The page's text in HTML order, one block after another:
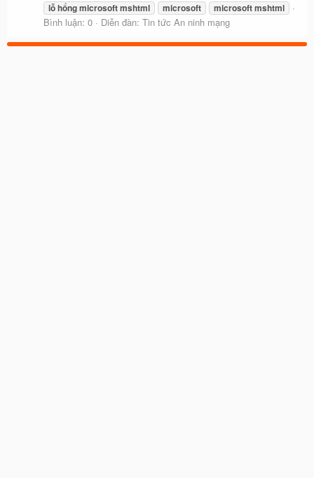
lỗhổngmicrosoftmshtml microsoft microsoftmshtml
Bình luận: 0 Diễn đàn: Tin tức An ninh mạng